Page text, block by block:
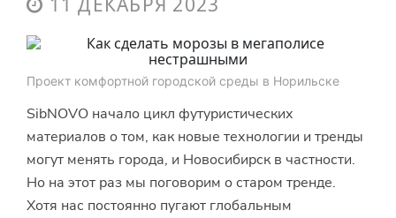
Проект комфортной городской среды в Норильске
SibNOVO начало цикл футуристических
материалов о том, как новые технологии и тренды
могут менять города, и Новосибирск в частности.
Но на этот раз мы поговорим о старом тренде.
Хотя нас постоянно пугают глобальным